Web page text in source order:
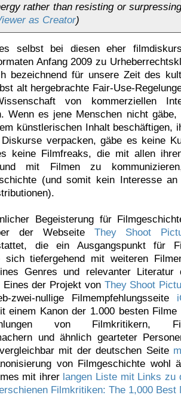
rather than resisting or
as Creator)
selbst bei diesen eher
Anfang 2009 zu
bezeichnend für unsere Zeit des
alt hergebrachte Fair-Use-
von kommerziellen
Wenn es jene Menschen nicht
künstlerischen Inhalt beschäftigen,
verpacken, gäbe es keine
keine Filmfreaks, die mit allen
mit Filmen zu
(und somit kein Interesse
Begeisterung für
der Webseite They Shoot
die ein Ausgangspunkt für
sich tiefergehend mit weiteren
Genres und relevanter Literatur
Eines der Projekt von They Shoot
zwei-nullige Filmempfehlungsseite
einem Kanon der 1.000 besten Filme
von Filmkritikern,
und ähnlich gearteter
mit der deutschen Seite
von Filmgeschichte wohl
mit ihrer langen Liste mit Links zu
Filmkritiken: The 1,000 Best